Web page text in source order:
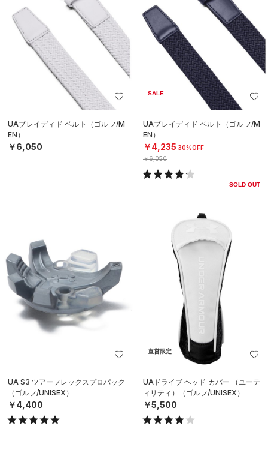
UAブレイディド ベルト（ゴルフ/M
EN）
￥6,050
SALE
UAブレイディド ベルト（ゴルフ/M
EN）
￥4,235 30%OFF
￥6,050
SOLD OUT
UA S3 ツアーフレックスプロパック
（ゴルフ/UNISEX）
￥4,400
直営限定
UAドライブ ヘッド カバー （ユーテ
ィリティ）（ゴルフ/UNISEX）
￥5,500